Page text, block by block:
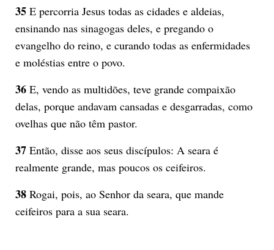
35E percorria Jesus todas as cidades e aldeias,
ensinando nas sinagogas deles, e pregando o
evangelho do reino, e curando todas as enfermidades
e moléstias entre o povo.
36E, vendo as multidões, teve grande compaixão
delas, porque andavam cansadas e desgarradas, como
ovelhas que não têm pastor.
37Então, disse aos seus discípulos: A seara é
realmente grande, mas poucos os ceifeiros.
38Rogai, pois, ao Senhor da seara, que mande
ceifeiros para a sua seara.